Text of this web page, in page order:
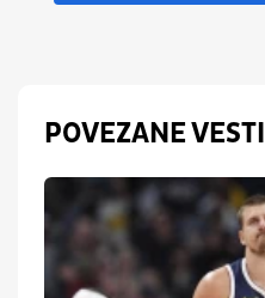
POVEZANE VESTI